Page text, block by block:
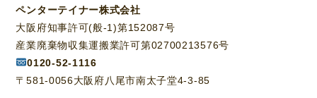
ペンターテイナー株式会社
大阪府知事許可(般-1)第152087号
産業廃棄物収集運搬業許可第02700213576号
0120-52-1116
〒581-0056大阪府八尾市南太子堂4-3-85